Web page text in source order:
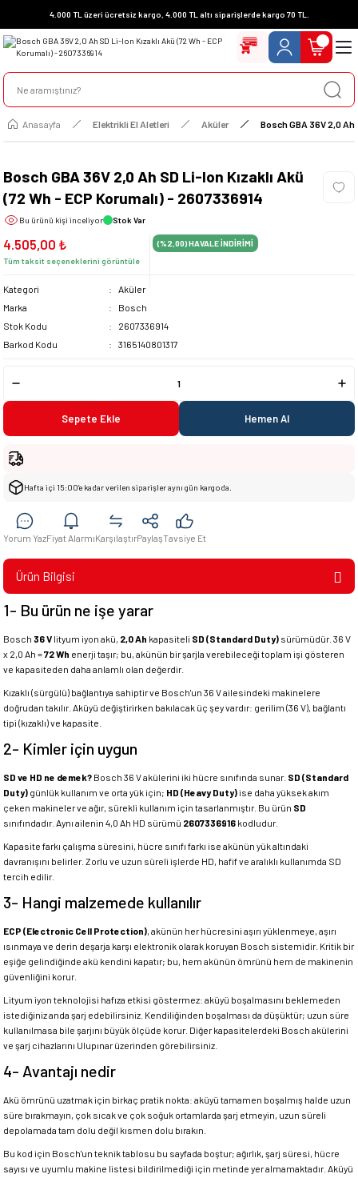
4.000 TL üzeri ücretsiz kargo, 4.000 TL altı siparişlerde kargo 70 TL.
Anasayfa Elektrikli El Aletleri Aküler Bosch GBA 36V 2,0 Ah
Bosch GBA 36V 2,0 Ah SD Li-Ion Kızaklı Akü
(72 Wh - ECP Korumalı) - 2607336914
Bu ürünü kişi inceliyor Stok Var
4.505,00 ₺
Tüm taksit seçeneklerini görüntüle
(%2,00)HAVALE İNDİRİMİ
Kategori
Aküler
Marka
Bosch
Stok Kodu
2607336914
Barkod Kodu
3165140801317
Sepete Ekle Hemen Al
Hafta içi 15:00’e kadar verilen siparişler aynı gün kargoda.
Yorum YazFiyat AlarmıKarşılaştırPaylaşTavsiye Et
Ürün Bilgisi
1- Bu ürün ne işe yarar
Bosch 36 V lityum iyon akü, 2,0 Ah kapasiteli SD (Standard Duty) sürümüdür. 36 V
x 2,0 Ah =72 Wh enerji taşır; bu, akünün bir şarjla verebileceği toplam işi gösteren
ve kapasiteden daha anlamlı olan değerdir.
Kızaklı (sürgülü) bağlantıya sahiptir ve Bosch'un 36 V ailesindeki makinelere
doğrudan takılır. Aküyü değiştirirken bakılacak üç şey vardır: gerilim (36 V), bağlantı
tipi (kızaklı) ve kapasite.
2- Kimler için uygun
SD ve HD ne demek? Bosch 36 V akülerini iki hücre sınıfında sunar. SD (Standard
Duty) günlük kullanım ve orta yük için; HD (Heavy Duty)ise daha yüksek akım
çeken makineler ve ağır, sürekli kullanım için tasarlanmıştır. Bu ürün SD
sınıfındadır. Aynı ailenin 4,0 Ah HD sürümü 2607336916 kodludur.
Kapasite farkı çalışma süresini, hücre sınıfı farkı ise akünün yük altındaki
davranışını belirler. Zorlu ve uzun süreli işlerde HD, hafif ve aralıklı kullanımda SD
tercih edilir.
3- Hangi malzemede kullanılır
ECP (Electronic Cell Protection), akünün her hücresini aşırı yüklenmeye, aşırı
ısınmaya ve derin deşarja karşı elektronik olarak koruyan Bosch sistemidir. Kritik bir
eşiğe gelindiğinde akü kendini kapatır; bu, hem akünün ömrünü hem de makinenin
güvenliğini korur.
Lityum iyon teknolojisi hafıza etkisi göstermez: aküyü boşalmasını beklemeden
istediğiniz anda şarj edebilirsiniz. Kendiliğinden boşalması da düşüktür; uzun süre
kullanılmasa bile şarjını büyük ölçüde korur. Diğer kapasitelerdeki Bosch akülerini
ve şarj cihazlarını Ulupınar üzerinden görebilirsiniz.
4- Avantajı nedir
Akü ömrünü uzatmak için birkaç pratik nokta: aküyü tamamen boşalmış halde uzun
süre bırakmayın, çok sıcak ve çok soğuk ortamlarda şarj etmeyin, uzun süreli
depolamada tam dolu değil kısmen dolu bırakın.
Bu kod için Bosch'un teknik tablosu bu sayfada boştur; ağırlık, şarj süresi, hücre
sayısı ve uyumlu makine listesi bildirilmediği için metinde yer almamaktadır. Aküyü